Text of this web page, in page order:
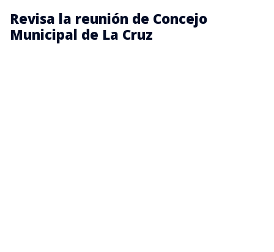
Revisa la reunión de Concejo
Municipal de La Cruz